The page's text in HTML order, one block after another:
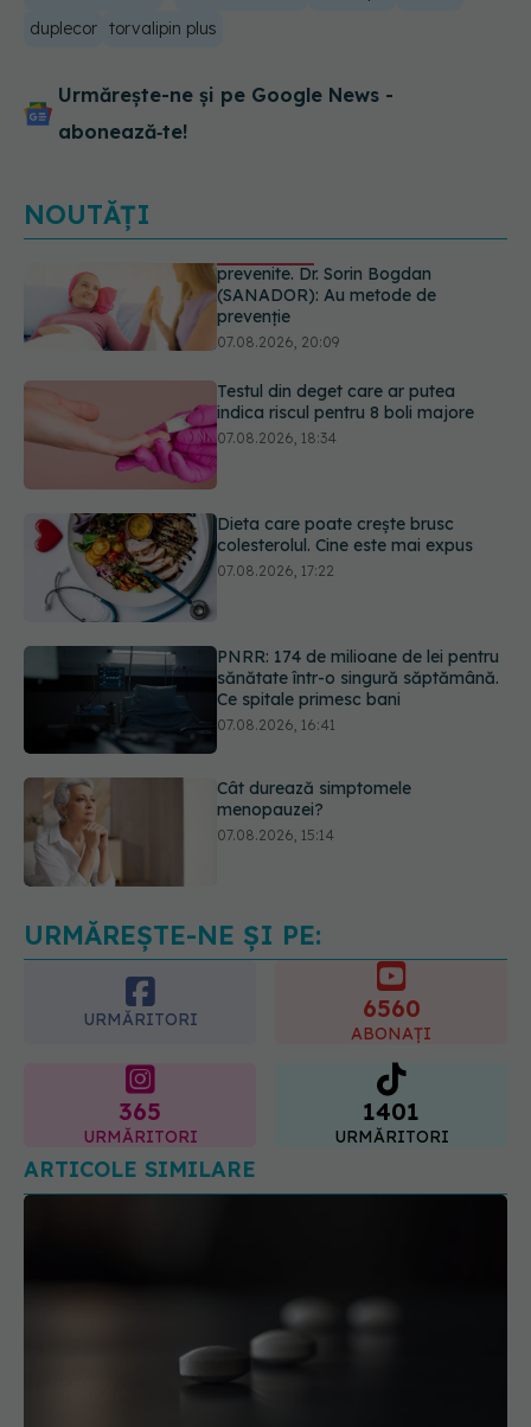
duplecor torvalipin plus
Urmărește-ne și pe Google News -
abonează‑te!
NOUTĂȚI
Testul din deget care ar putea
indica riscul pentru 8 boli majore
07.08.2026, 18:34
Dieta care poate crește brusc
colesterolul. Cine este mai expus
PNRR: 174 de milioane de lei pentru
sănătate într-o singură săptămână.
Cât durează simptomele
menopauzei?
EXCLUSIV Cancerele care pot fi
prevenite. Dr. Sorin Bogdan
URMĂREȘTE-NE ȘI PE:
URMĂRITORI 6560
ABONAȚI
365
URMĂRITORI
1401
URMĂRITORI
ARTICOLE SIMILARE